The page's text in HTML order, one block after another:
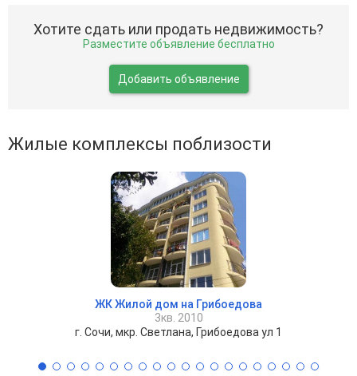
Хотите сдать или продать недвижимость?
Разместите объявление бесплатно
Добавить объявление
Жилые комплексы поблизости
ЖК Жилой дом на Грибоедова
3кв. 2010
г. Сочи, мкр. Светлана, Грибоедова ул 1